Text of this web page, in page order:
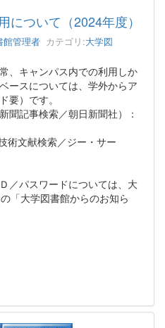
について（2024年度）
館管理者 カテゴリ:大学図
、キャンパス内での利用しか
ースについては、学外からア
要）です。
聞記事検索／朝日新聞社）：
術文献検索／ジー・サー
／パスワードについては、大
「大学図書館からのお知ら